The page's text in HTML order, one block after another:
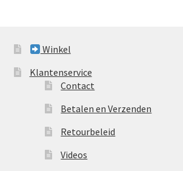
Winkel
Klantenservice
Contact
Betalen en Verzenden
Retourbeleid
Videos